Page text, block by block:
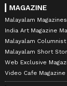
MAGAZINE
Malayalam Magazines
India Art Magazine
Malayalam Columnist
Malayalam Short
Web Exclusive
Video Cafe Magazine